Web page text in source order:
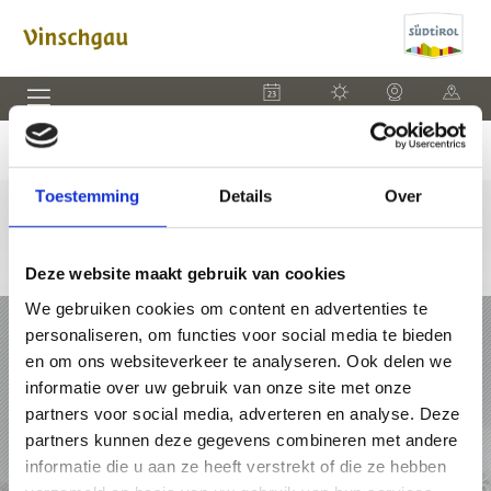
Toestemming Details Over
Deze website maakt gebruik van cookies
We gebruiken cookies om content en advertenties te
personaliseren, om functies voor social media te bieden
en om ons websiteverkeer te analyseren. Ook delen we
informatie over uw gebruik van onze site met onze
partners voor social media, adverteren en analyse. Deze
partners kunnen deze gegevens combineren met andere
informatie die u aan ze heeft verstrekt of die ze hebben
EVENEMENTEN WEER WEBCAM KAART
VAKANTIE IN VINSCHGAU
PAKKETTEN
ACCOMMODATIES